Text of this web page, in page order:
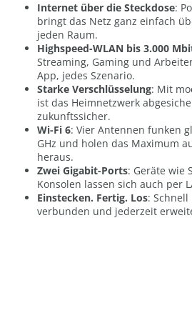
Internet über die Steckdose:
bringt das Netz ganz einfach
jeden Raum.
Highspeed-WLAN bis 3.000
Streaming, Gaming und
App, jedes Szenario.
Starke Verschlüsselung: Mit
ist das Heimnetzwerk
zukunftssicher.
Wi-Fi 6: Vier Antennen funken
GHz und holen das Maximum
heraus.
Zwei Gigabit-Ports: Geräte wie
Konsolen lassen sich auch per
Einstecken. Fertig. Los:
verbunden und jederzeit